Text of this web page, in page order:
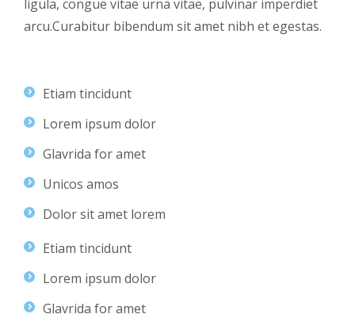
ligula, congue vitae urna vitae, pulvinar imperdiet
arcu.Curabitur bibendum sit amet nibh et egestas.
Etiam tincidunt
Lorem ipsum dolor
Glavrida for amet
Unicos amos
Dolor sit amet lorem
Etiam tincidunt
Lorem ipsum dolor
Glavrida for amet